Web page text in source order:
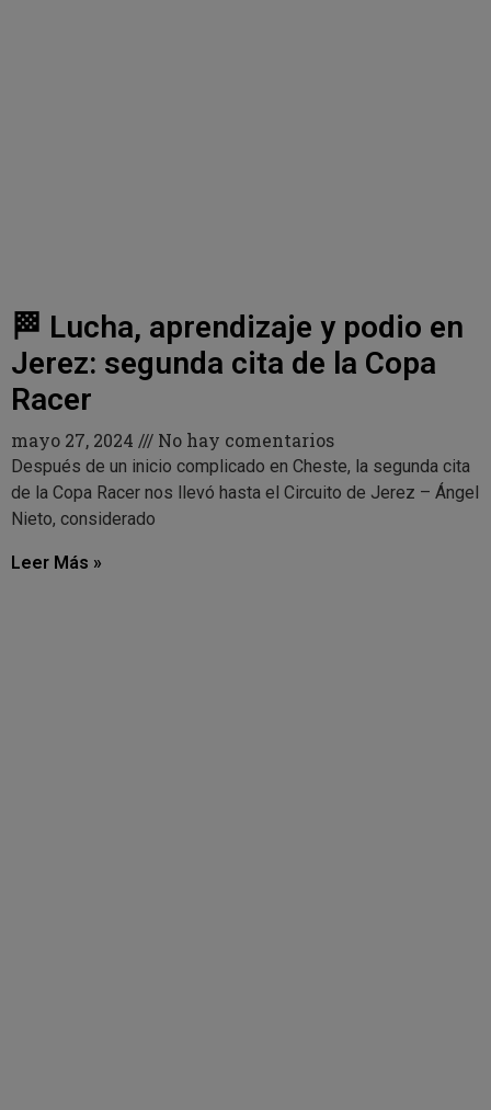
🏁 Lucha, aprendizaje y podio en
Jerez: segunda cita de la Copa
Racer
mayo 27, 2024 No hay comentarios
Después de un inicio complicado en Cheste, la segunda cita
de la Copa Racer nos llevó hasta el Circuito de Jerez – Ángel
Nieto, considerado
Leer Más »